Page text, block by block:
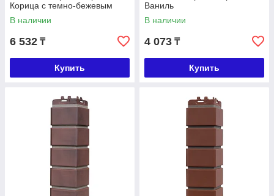
Корица с темно-бежевым
швом
В наличии
6 532 ₸
Купить
Ваниль
В наличии
4 073 ₸
Купить